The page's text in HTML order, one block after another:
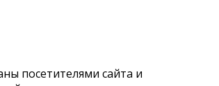
посетителями сайта и